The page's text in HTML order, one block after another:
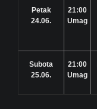
Petak
24.06.
21:00
Umag
Subota
25.06.
21:00
Umag